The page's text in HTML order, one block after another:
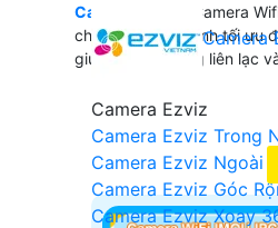
Camera
Camera Ezviz
Camera Ezviz Trong
Camera Ezviz Ngoài
Camera Ezviz Góc
Camera Ezviz Xoay
Camera wifi 2k
Camera
chất lượng hình ảnh tối ưu
giúp bạn dễ dàng liên lạc